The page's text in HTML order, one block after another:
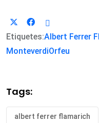
Etiquetes:Albert Ferrer
MonteverdiOrfeu
Tags:
albert ferrer flamarich